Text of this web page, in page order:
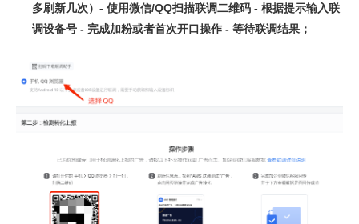
多刷新几次）- 使用微信/QQ扫描联调二维码 - 根据提示输入联
调设备号 - 完成加粉或者首次开口操作 - 等待联调结果；